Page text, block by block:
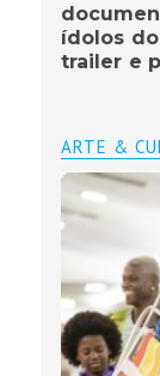
ídolos
trailer e
ARTE &